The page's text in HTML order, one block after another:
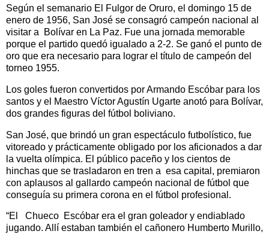
Según el semanario El Fulgor de Oruro, el domingo 15 de
enero de 1956, San José se consagró campeón nacional al
visitar a Bolívar en La Paz. Fue una jornada memorable
porque el partido quedó igualado a 2-2. Se ganó el punto de
oro que era necesario para lograr el título de campeón del
torneo 1955.
Los goles fueron convertidos por Armando Escóbar para los
santos y el Maestro Víctor Agustín Ugarte anotó para Bolívar,
dos grandes figuras del fútbol boliviano.
San José, que brindó un gran espectáculo futbolístico, fue
vitoreado y prácticamente obligado por los aficionados a dar
la vuelta olímpica. El público paceño y los cientos de
hinchas que se trasladaron en tren a esa capital, premiaron
con aplausos al gallardo campeón nacional de fútbol que
conseguía su primera corona en el fútbol profesional.
“El Chueco Escóbar era el gran goleador y endiablado
jugando. Allí estaban también el cañonero Humberto Murillo,